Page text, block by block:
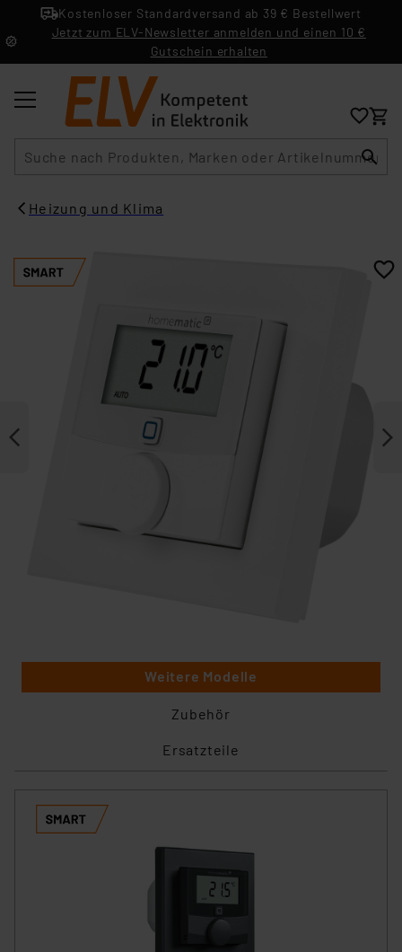
Kostenloser Standardversand ab 39 € Bestellwert
Jetzt zum ELV-Newsletter anmelden und einen 10 €
Gutschein erhalten
Heizung und Klima
Weitere Modelle
Zubehör
Ersatzteile